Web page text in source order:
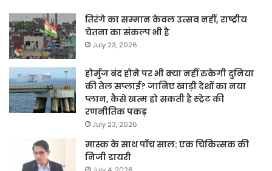
तिरंगे का सम्मान केवल उत्सव नहीं, राष्ट्रीय
चेतना का संकल्प भी है
July 23, 2026
होर्मुज बंद होने पर भी क्या नहीं रुकेगी दुनिया
की तेल सप्लाई? जानिए खाड़ी देशों का नया
प्लान, कैसे खत्म हो सकती है स्ट्रेट की
रणनीतिक पकड़
July 23, 2026
मास्क के साथ पॉच साल: एक चिकित्सक की
निजी डायरी